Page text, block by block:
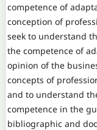
competence of
conception of
seek to understand
the competence of
opinion of the
concepts of
and to understand
competence in the
bibliographic and